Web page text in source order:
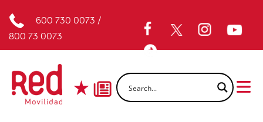
600 730 0073 /
800 73 0073